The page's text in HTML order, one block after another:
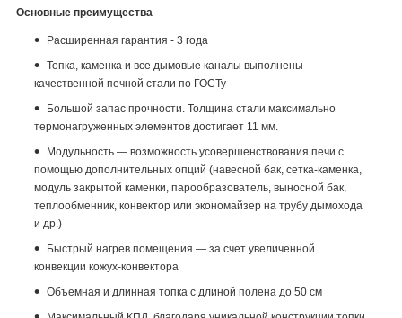
Основные преимущества
Расширенная гарантия - 3 года
Топка, каменка и все дымовые каналы выполнены
качественной печной стали по ГОСТу
Большой запас прочности. Толщина стали максимально
термонагруженных элементов достигает 11 мм.
Модульность — возможность усовершенствования печи с
помощью дополнительных опций (навесной бак, сетка-каменка,
модуль закрытой каменки, парообразователь, выносной бак,
теплообменник, конвектор или экономайзер на трубу дымохода
и др.)
Быстрый нагрев помещения — за счет увеличенной
конвекции кожух-конвектора
Объемная и длинная топка с длиной полена до 50 см